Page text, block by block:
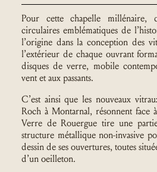
Pour cette chapelle millénaire,
circulaires emblématiques de
l’origine dans la conception des
l’extérieur de chaque ouvrant
disques de verre, mobile
vent et aux passants.
C’est ainsi que les nouveaux
Roch à Montarnal, résonnent
Verre de Rouergue tire une
structure métallique non-invasive
dessin de ses ouvertures, toutes
d’un oeilleton.